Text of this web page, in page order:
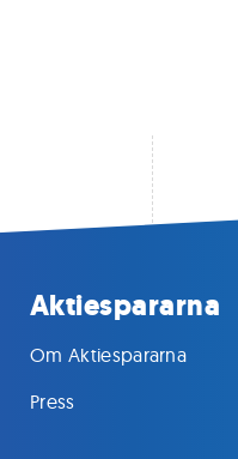
Aktiespararna
Om Aktiespararna
Press